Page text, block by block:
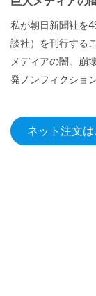
私が朝日新聞社を
談社）を刊行する
メディアの闇。崩
発ノンフィクショ
ネット注文は